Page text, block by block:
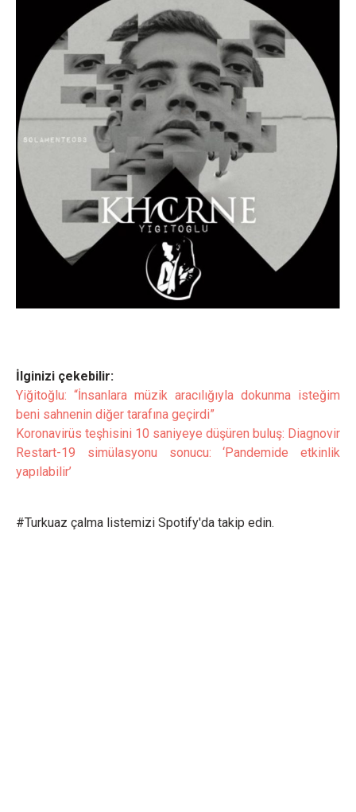
İlginizi çekebilir:
Yiğitoğlu: “İnsanlara müzik aracılığıyla dokunma isteğim
beni sahnenin diğer tarafına geçirdi”
Koronavirüs teşhisini 10 saniyeye düşüren buluş: Diagnovir
Restart-19 simülasyonu sonucu: ‘Pandemide etkinlik
yapılabilir’
#Turkuaz çalma listemizi Spotify'da takip edin.